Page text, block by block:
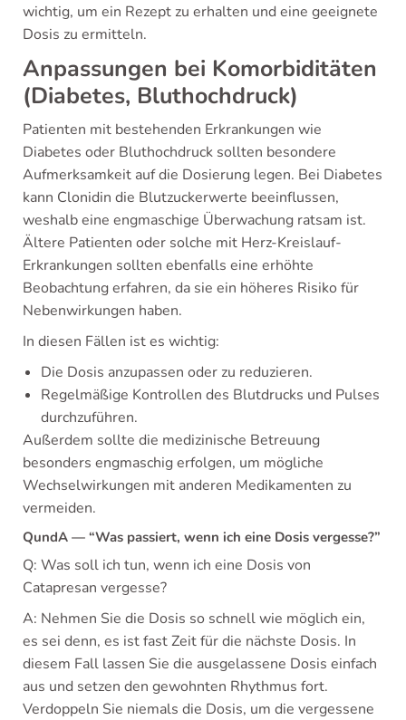
wichtig, um ein Rezept zu erhalten und eine geeignete
Dosis zu ermitteln.
Anpassungen bei Komorbiditäten
(Diabetes, Bluthochdruck)
Patienten mit bestehenden Erkrankungen wie
Diabetes oder Bluthochdruck sollten besondere
Aufmerksamkeit auf die Dosierung legen. Bei Diabetes
kann Clonidin die Blutzuckerwerte beeinflussen,
weshalb eine engmaschige Überwachung ratsam ist.
Ältere Patienten oder solche mit Herz-Kreislauf-
Erkrankungen sollten ebenfalls eine erhöhte
Beobachtung erfahren, da sie ein höheres Risiko für
Nebenwirkungen haben.
In diesen Fällen ist es wichtig:
Die Dosis anzupassen oder zu reduzieren.
Regelmäßige Kontrollen des Blutdrucks und Pulses
durchzuführen.
Außerdem sollte die medizinische Betreuung
besonders engmaschig erfolgen, um mögliche
Wechselwirkungen mit anderen Medikamenten zu
vermeiden.
QundA — “Was passiert, wenn ich eine Dosis vergesse?”
Q: Was soll ich tun, wenn ich eine Dosis von
Catapresan vergesse?
A: Nehmen Sie die Dosis so schnell wie möglich ein,
es sei denn, es ist fast Zeit für die nächste Dosis. In
diesem Fall lassen Sie die ausgelassene Dosis einfach
aus und setzen den gewohnten Rhythmus fort.
Verdoppeln Sie niemals die Dosis, um die vergessene